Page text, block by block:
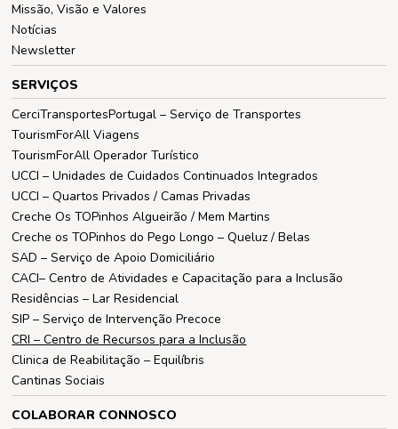
Missão, Visão e Valores
Notícias
Newsletter
SERVIÇOS
CerciTransportesPortugal – Serviço de Transportes
TourismForAll Viagens
TourismForAll Operador Turístico
UCCI – Unidades de Cuidados Continuados Integrados
UCCI – Quartos Privados / Camas Privadas
Creche Os TOPinhos Algueirão / Mem Martins
Creche os TOPinhos do Pego Longo – Queluz / Belas
SAD – Serviço de Apoio Domiciliário
CACI– Centro de Atividades e Capacitação para a Inclusão
Residências – Lar Residencial
SIP – Serviço de Intervenção Precoce
CRI – Centro de Recursos para a Inclusão
Clinica de Reabilitação – Equilíbris
Cantinas Sociais
COLABORAR CONNOSCO